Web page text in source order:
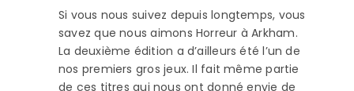
Si vous nous suivez depuis longtemps, vous
savez que nous aimons Horreur à Arkham.
La deuxième édition a d’ailleurs été l’un de
nos premiers gros jeux. Il fait même partie
de ces titres qui nous ont donné envie de